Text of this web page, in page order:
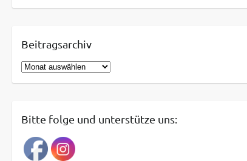
Beitragsarchiv
B
e
r
g
Bitte folge und unterstütze uns: